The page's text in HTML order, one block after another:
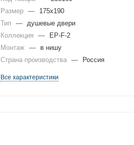
Размер —
175x190
Тип
— душевые двери
Коллекция
—
EP-F-2
Монтаж —
в нишу
Страна производства — Россия
Все характеристики